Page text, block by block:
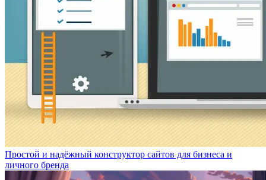
Простой и надёжный конструктор сайтов для бизнеса и
личного бренда